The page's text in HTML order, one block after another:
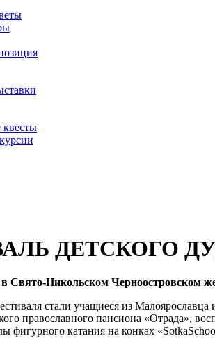
квесты
ДЕТСКОГО
в Свято-Никольском Черноостровском
стали учащиеся из
православного пансиона «Отрада»,
фигурного катания на конках